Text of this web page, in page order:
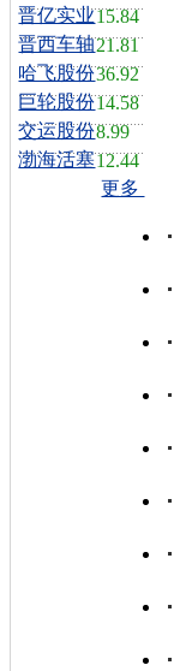
晋亿实业15.84
晋西车轴21.81
哈飞股份36.92
巨轮股份14.58
交运股份8.99
渤海活塞12.44
更多